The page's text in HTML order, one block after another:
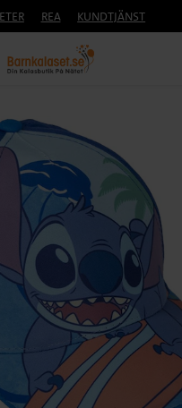
REA KUNDTJÄNST